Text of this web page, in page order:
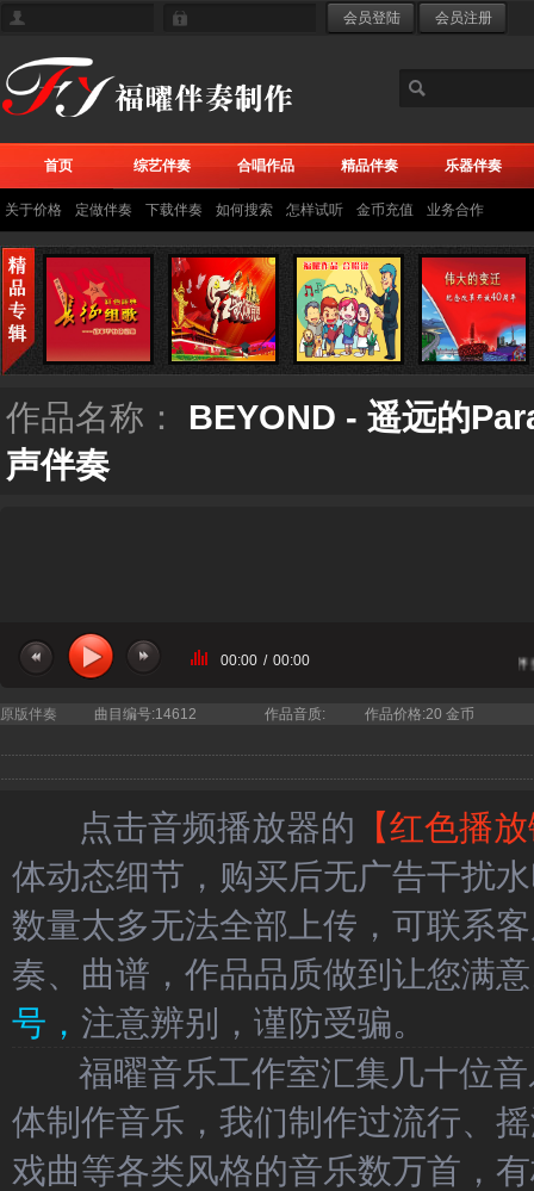
首页 综艺伴奏 合唱作品 精品伴奏 乐器伴奏
关于价格 定做伴奏 下载伴奏 如何搜索 怎样试听 金币充值 业务合作
作品名称： BEYOND - 遥远的
声伴奏
当前曲目：BEYOND - 遥远的Paradise 伴奏 高品质立体声和声伴
00:00 / 00:00
原版伴奏 曲目编号:14612 作品音质: 作品价格:20 金币
点击音频播放器的 【红色播
体动态细节，购买后无广告干扰
数量太多无法全部上传，可联系
奏、曲谱，作品品质做到让您满
号， 注意辨别，谨防受骗。
福曜音乐工作室汇集几十位音
体制作音乐，我们制作过流行、
戏曲等各类风格的音乐数万首，